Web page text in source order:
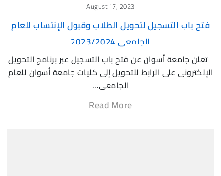
August 17, 2023
فتح باب التسجيل لتحويل الطلاب وقبول الإنتساب للعام
الجامعى 2023/2024
تعلن جامعة أسوان عن فتح باب التسجيل عبر برنامج التحويل
الإلكترونى على الرابط للتحويل إلى كليات جامعة أسوان للعام
الجامعى...
Read More